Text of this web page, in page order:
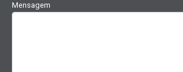
Mensagem